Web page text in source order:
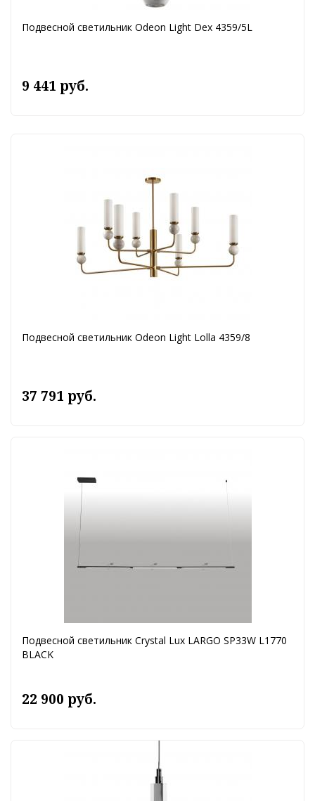
Подвесной светильник Odeon Light Dex 4359/5L
9 441 руб.
Подвесной светильник Odeon Light Lolla 4359/8
37 791 руб.
Подвесной светильник Crystal Lux LARGO SP33W L1770
BLACK
22 900 руб.